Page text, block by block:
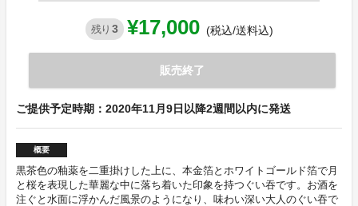
残り 3 ¥17,000 (税込/送料込)
販売終了
ご提供予定時期：2020年11月9日以降2週間以内に発送
概要
黒茶色の釉薬を二重掛けした上に、本金箔とホワイトゴールド箔で月
と桜を表現した華麗な中に落ち着いた印象を持つぐい吞です。お酒を
注ぐと水面に浮かんだ風景のようになり、味わい深い大人のぐい吞で